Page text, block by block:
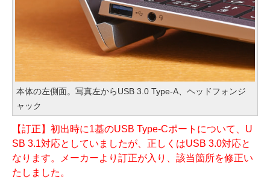
本体の左側面。写真左からUSB 3.0 Type-A、ヘッドフォンジ
ャック
【訂正】初出時に1基のUSB Type-Cポートについて、U
SB 3.1対応としていましたが、正しくはUSB 3.0対応と
なります。メーカーより訂正が入り、該当箇所を修正い
たしました。